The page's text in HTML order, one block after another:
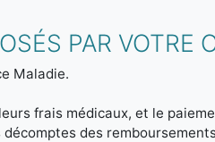
PAR VOTRE
Maladie.
frais médicaux, et le
des